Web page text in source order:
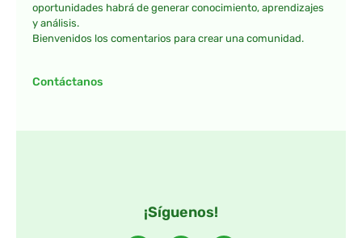
oportunidades habrá de generar conocimiento, aprendizajes
y análisis.
Bienvenidos los comentarios para crear una comunidad.
Contáctanos
¡Síguenos!